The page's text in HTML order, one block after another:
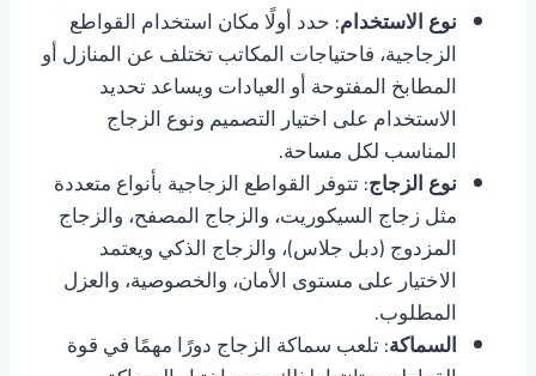
نوع الاستخدام: حدد أولًا مكان استخدام القواطع
الزجاجية، فاحتياجات المكاتب تختلف عن المنازل أو
المطابخ المفتوحة أو العيادات ويساعد تحديد
الاستخدام على اختيار التصميم ونوع الزجاج
المناسب لكل مساحة.
نوع الزجاج: تتوفر القواطع الزجاجية بأنواع متعددة
مثل زجاج السيكوريت، والزجاج المصفح، والزجاج
المزدوج (دبل جلاس)، والزجاج الذكي ويعتمد
الاختيار على مستوى الأمان، والخصوصية، والعزل
المطلوب.
السماكة: تلعب سماكة الزجاج دورًا مهمًا في قوة